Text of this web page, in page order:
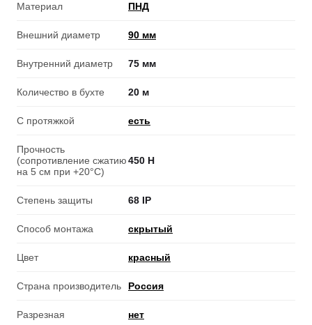
Материал ПНД
Внешний диаметр 90 мм
Внутренний диаметр 75 мм
Количество в бухте 20 м
С протяжкой есть
Прочность
(сопротивление сжатию
на 5 см при +20°C)
450 Н
Степень защиты 68 IP
Способ монтажа скрытый
Цвет красный
Страна производитель Россия
Разрезная нет